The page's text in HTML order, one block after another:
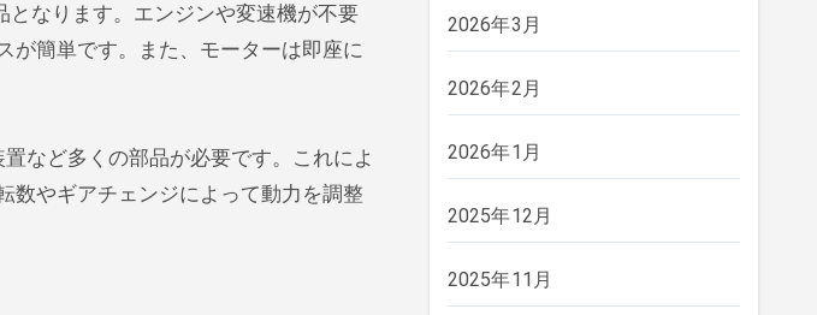
となります。エンジンや変速機が不要
が簡単です。また、モーターは即座に
など多くの部品が必要です。これによ
数やギアチェンジによって動力を調整
2026年3月
2026年2月
2026年1月
2025年12月
2025年11月